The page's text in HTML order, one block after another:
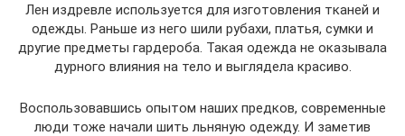
Лен издревле используется для изготовления тканей и
одежды. Раньше из него шили рубахи, платья, сумки и
другие предметы гардероба. Такая одежда не оказывала
дурного влияния на тело и выглядела красиво.
Воспользовавшись опытом наших предков, современные
люди тоже начали шить льняную одежду. И заметив